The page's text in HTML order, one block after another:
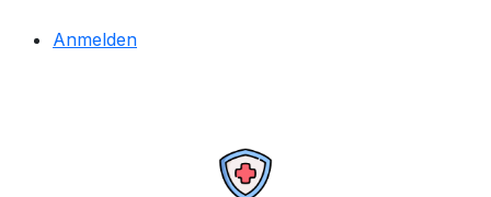
Anmelden